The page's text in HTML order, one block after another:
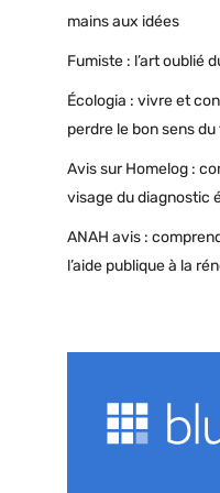
mains aux idées
Fumiste : l’art oublié
Écologia : vivre et
perdre le bon sens
Avis sur Homelog :
visage du diagnostic
ANAH avis :
l’aide publique à la